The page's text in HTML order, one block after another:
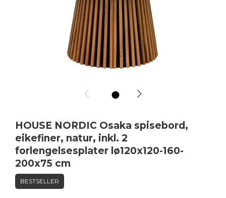
HOUSE NORDIC Osaka spisebord,
eikefiner, natur, inkl. 2
forlengelsesplater lø120x120-160-
200x75 cm
BESTSELLER